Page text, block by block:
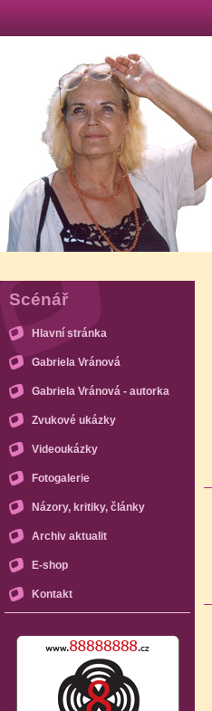
Scénář
Hlavní stránka
Gabriela Vránová
Gabriela Vránová - autorka
Zvukové ukázky
Videoukázky
Fotogalerie
Názory, kritiky, články
Archiv aktualit
E-shop
Kontakt